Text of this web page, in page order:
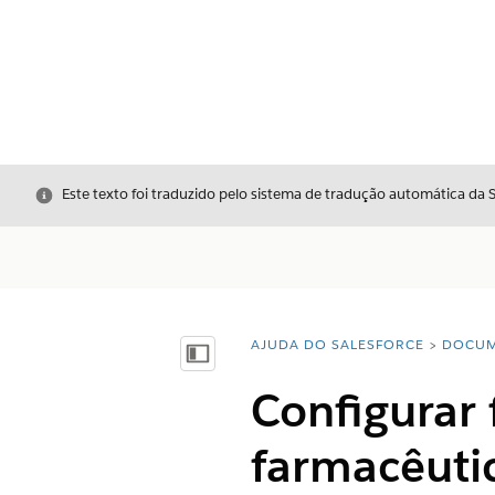
Fechar
Este texto foi traduzido pelo sistema de tradução automática da
Mostrar índiceVocê está aqui:
AJUDA DO SALESFORCE
Configurar